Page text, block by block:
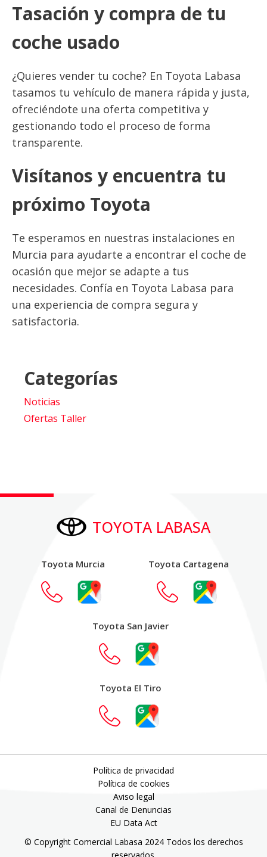
Tasación y compra de tu
coche usado
¿Quieres vender tu coche? En Toyota Labasa
tasamos tu vehículo de manera rápida y justa,
ofreciéndote una oferta competitiva y
gestionando todo el proceso de forma
transparente.
Visítanos y encuentra tu
próximo Toyota
Te esperamos en nuestras instalaciones en
Murcia para ayudarte a encontrar el coche de
ocasión que mejor se adapte a tus
necesidades. Confía en Toyota Labasa para
una experiencia de compra segura y
satisfactoria.
Categorías
Noticias
Ofertas Taller
TOYOTA LABASA
Toyota Murcia Toyota Cartagena
Toyota San Javier
Toyota El Tiro
© Copyright Comercial Labasa 2024 Todos los derechos
Política de privacidad
Política de cookies
Aviso legal
Canal de Denuncias
EU Data Act